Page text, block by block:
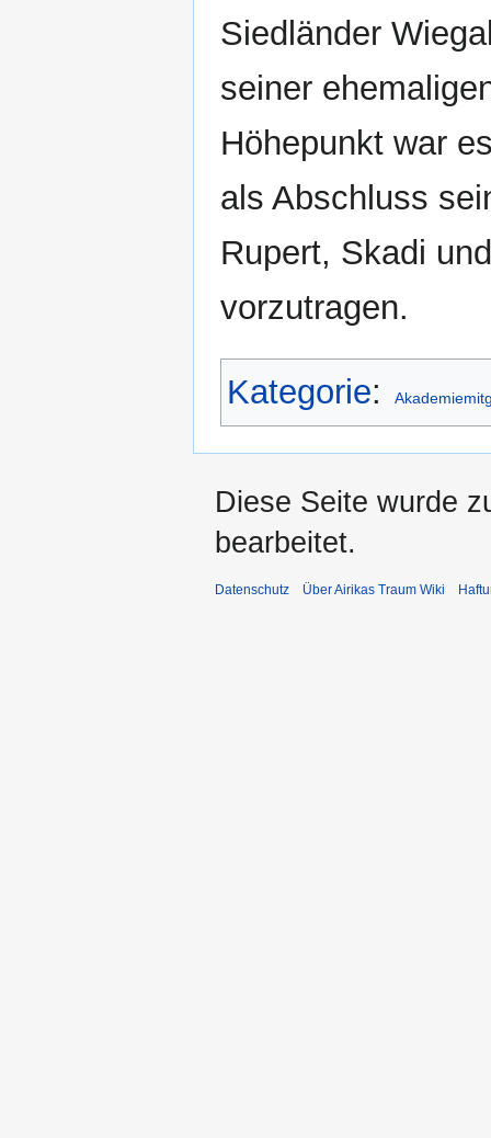
Siedländer
seiner
Höhepunkt war
als Abschluss
Rupert, Skadi
vorzutragen.
Kategorie:
Diese Seite wurde
bearbeitet.
Datenschutz Über Airikas Traum Wiki